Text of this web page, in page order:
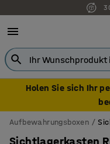
Holen Sie sich Ihr
Aufbewahrungsboxen